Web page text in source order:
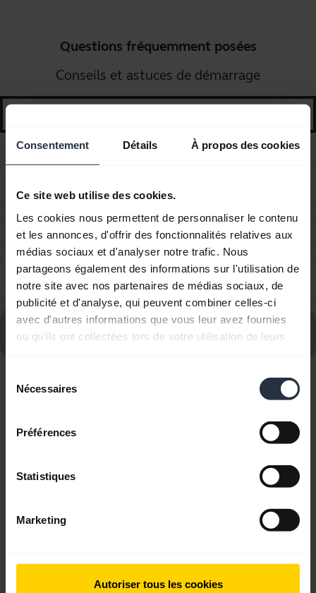
Consentement Détails À propos des cookies
Ce site web utilise des cookies.
Les cookies nous permettent de personnaliser le contenu
et les annonces, d'offrir des fonctionnalités relatives aux
médias sociaux et d'analyser notre trafic. Nous
partageons également des informations sur l'utilisation de
notre site avec nos partenaires de médias sociaux, de
publicité et d'analyse, qui peuvent combiner celles-ci
avec d'autres informations que vous leur avez fournies
ou qu'ils ont collectées lors de votre utilisation de leurs
Nécessaires
Préférences
Statistiques
Marketing
Autoriser tous les cookies
Questions fréquemment posées
Conseils et astuces de démarrage
headset?
How do I obtain accessories for my Jabra device?
Which Jabra cord do you recommend using with the
Avaya 1600 and 9600 series telephones?
Consultez le forum aux questions concernant le Jabra
GN2125 Duo, Noise Canceling
Télécharger